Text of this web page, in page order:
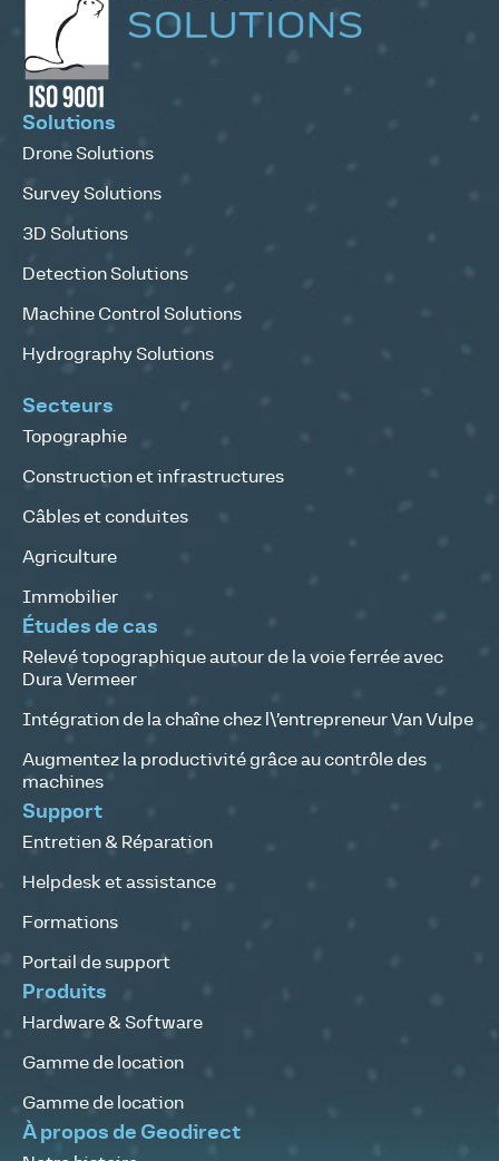
Solutions
Drone Solutions
Survey Solutions
3D Solutions
Detection Solutions
Machine Control Solutions
Hydrography Solutions
Secteurs
Topographie
Construction et infrastructures
Câbles et conduites
Agriculture
Immobilier
Études de cas
Relevé topographique autour de la voie ferrée avec
Dura Vermeer
Intégration de la chaîne chez l\’entrepreneur Van Vulpe
Augmentez la productivité grâce au contrôle des
machines
Support
Entretien & Réparation
Helpdesk et assistance
Formations
Portail de support
Produits
Hardware & Software
Gamme de location
Gamme de location
À propos de Geodirect